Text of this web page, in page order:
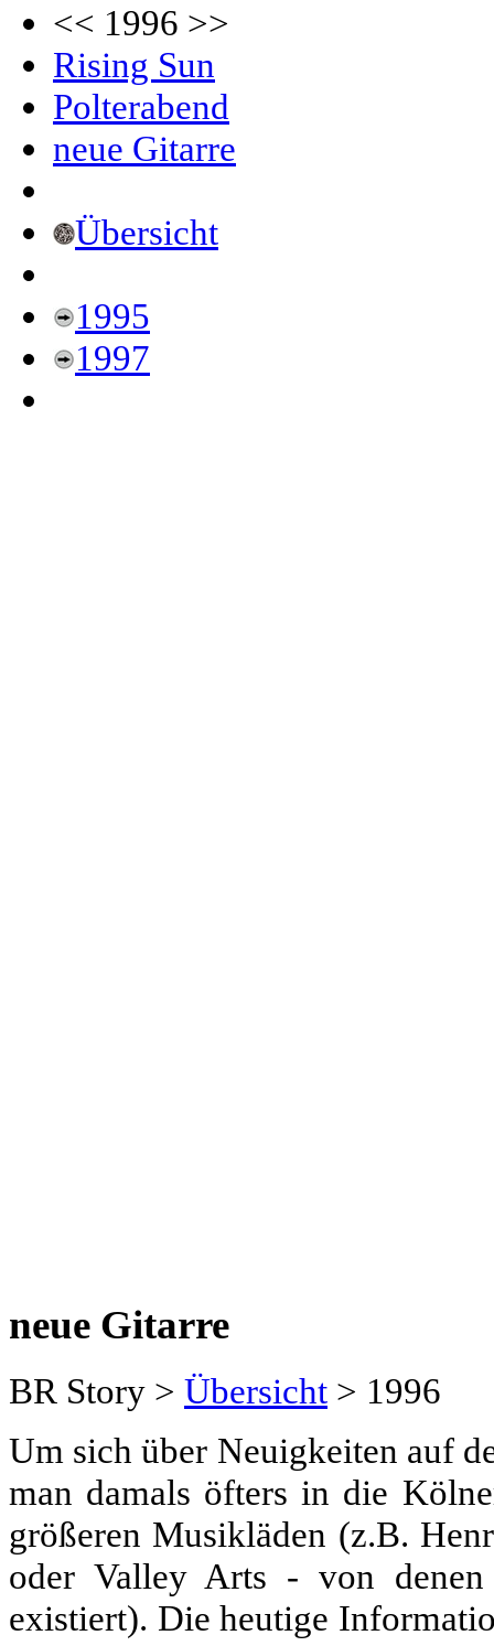
<< 1996 >>
Rising Sun
Polterabend
neue Gitarre
Übersicht
1995
1997
neue Gitarre
BR Story > Übersicht > 1996
Um sich über Neuigkeiten auf
man damals öfters in die
größeren Musikläden (z.B.
oder Valley Arts - von
existiert). Die heutige